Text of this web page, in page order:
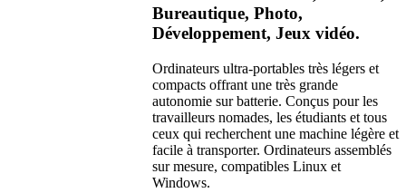
Bureautique, Photo,
Développement, Jeux vidéo.
Ordinateurs ultra-portables très légers et
compacts offrant une très grande
autonomie sur batterie. Conçus pour les
travailleurs nomades, les étudiants et tous
ceux qui recherchent une machine légère et
facile à transporter. Ordinateurs assemblés
sur mesure, compatibles Linux et
Windows.